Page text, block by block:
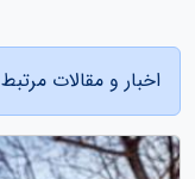
اخبار و مقالات مرتبط